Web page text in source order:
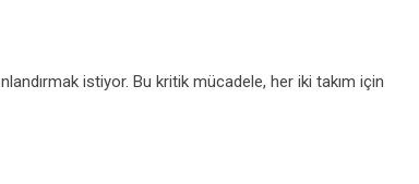
istiyor. Bu kritik mücadele, her iki takım için